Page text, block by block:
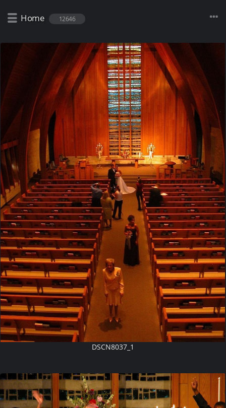
Home 12646
DSCN8037_1